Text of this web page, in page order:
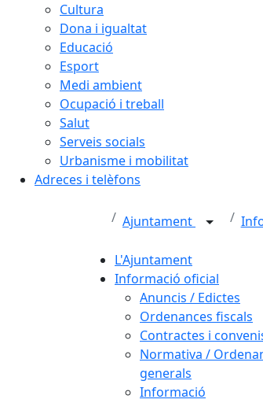
Cultura
Dona i igualtat
Educació
Esport
Medi ambient
Ocupació i treball
Salut
Serveis socials
Urbanisme i mobilitat
Adreces i telèfons
Ajuntament
L'Ajuntament
Informació oficial
Anuncis / Edictes
Ordenances fiscals
Contractes i
Normativa /
generals
Informació